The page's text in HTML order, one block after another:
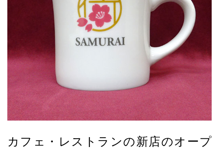
カフェ・レストランの新店のオープ